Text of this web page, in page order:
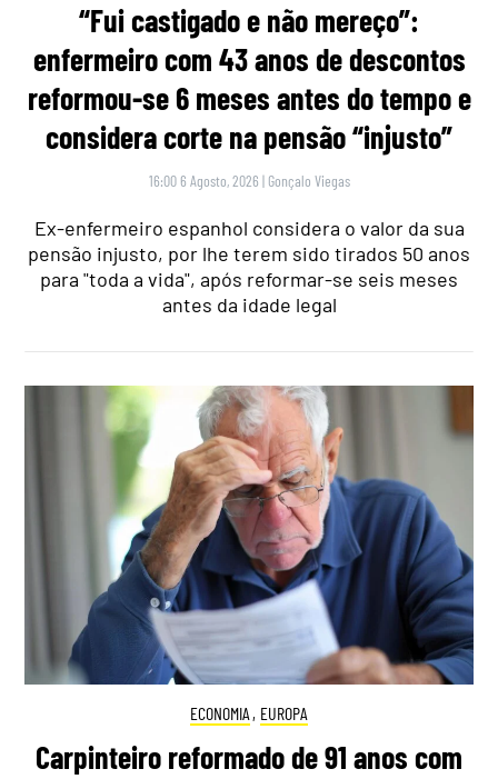
“Fui castigado e não mereço”:
enfermeiro com 43 anos de descontos
reformou-se 6 meses antes do tempo e
considera corte na pensão “injusto”
16:00 6 Agosto, 2026 | Gonçalo Viegas
Ex-enfermeiro espanhol considera o valor da sua
pensão injusto, por lhe terem sido tirados 50 anos
para "toda a vida", após reformar-se seis meses
antes da idade legal
ECONOMIA , EUROPA
Carpinteiro reformado de 91 anos com